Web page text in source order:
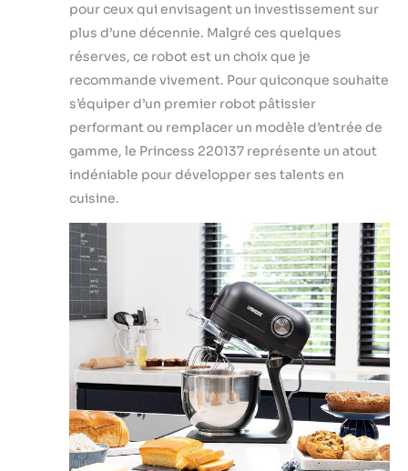
pour ceux qui envisagent un investissement sur
plus d’une décennie. Malgré ces quelques
réserves, ce robot est un choix que je
recommande vivement. Pour quiconque souhaite
s’équiper d’un premier robot pâtissier
performant ou remplacer un modèle d’entrée de
gamme, le Princess 220137 représente un atout
indéniable pour développer ses talents en
cuisine.